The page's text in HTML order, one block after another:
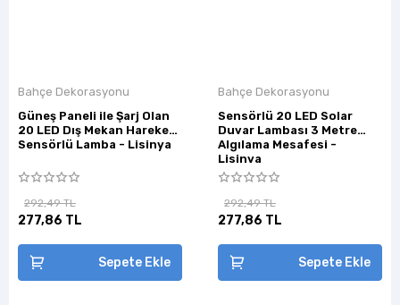
Bahçe Dekorasyonu
Güneş Paneli ile Şarj Olan
20 LED Dış Mekan Hareket
Sensörlü Lamba - Lisinya
292,49 TL
277,86 TL
Sepete Ekle
Bahçe Dekorasyonu
Sensörlü 20 LED Solar
Duvar Lambası 3 Metre
Algılama Mesafesi -
Lisinya
292,49 TL
277,86 TL
Sepete Ekle